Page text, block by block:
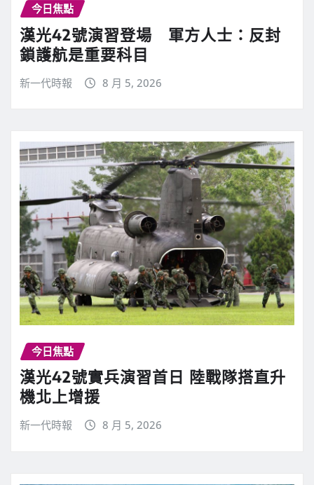
今日焦點
漢光42號演習登場 軍方人士：反封
鎖護航是重要科目
新一代時報 8 月 5, 2026
今日焦點
漢光42號實兵演習首日 陸戰隊搭直升
機北上增援
新一代時報 8 月 5, 2026